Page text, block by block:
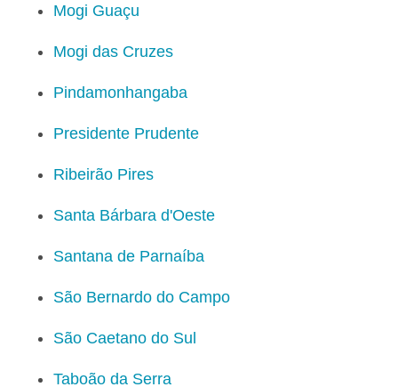
Mogi Guaçu
Mogi das Cruzes
Pindamonhangaba
Presidente Prudente
Ribeirão Pires
Santa Bárbara d'Oeste
Santana de Parnaíba
São Bernardo do Campo
São Caetano do Sul
Taboão da Serra